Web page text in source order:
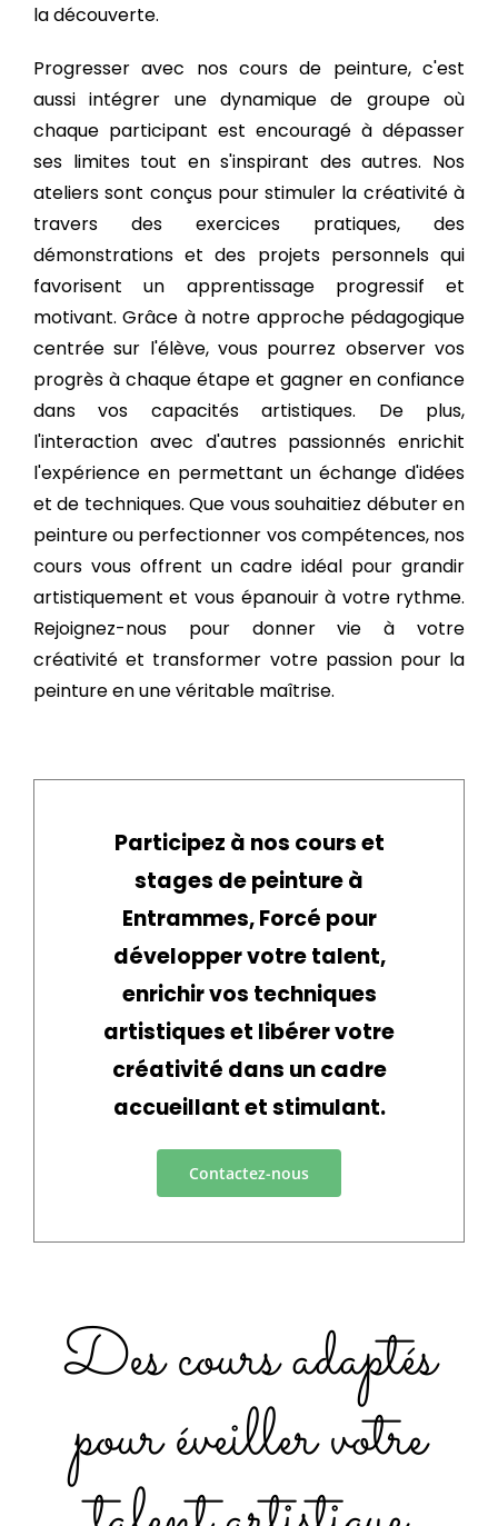
la découverte.
Progresser avec nos cours de peinture, c'est
aussi intégrer une dynamique de groupe où
chaque participant est encouragé à dépasser
ses limites tout en s'inspirant des autres. Nos
ateliers sont conçus pour stimuler la créativité à
travers des exercices pratiques, des
démonstrations et des projets personnels qui
favorisent un apprentissage progressif et
motivant. Grâce à notre approche pédagogique
centrée sur l'élève, vous pourrez observer vos
progrès à chaque étape et gagner en confiance
dans vos capacités artistiques. De plus,
l'interaction avec d'autres passionnés enrichit
l'expérience en permettant un échange d'idées
et de techniques. Que vous souhaitiez débuter en
peinture ou perfectionner vos compétences, nos
cours vous offrent un cadre idéal pour grandir
artistiquement et vous épanouir à votre rythme.
Rejoignez-nous pour donner vie à votre
créativité et transformer votre passion pour la
peinture en une véritable maîtrise.
Participez à nos cours et
stages de peinture à
Entrammes, Forcé pour
développer votre talent,
enrichir vos techniques
artistiques et libérer votre
créativité dans un cadre
accueillant et stimulant.
Contactez-nous
Des cours adaptés
pour éveiller votre